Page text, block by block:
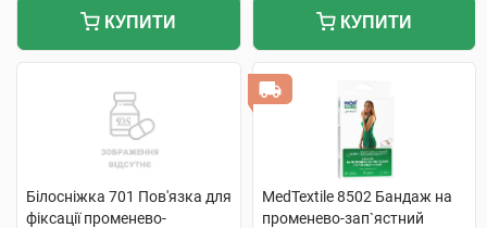
КУПИТИ КУПИТИ
Білосніжка 701 Пов'язка для
фіксації променево-
MedTextile 8502 Бандаж на
променево-зап`ястний